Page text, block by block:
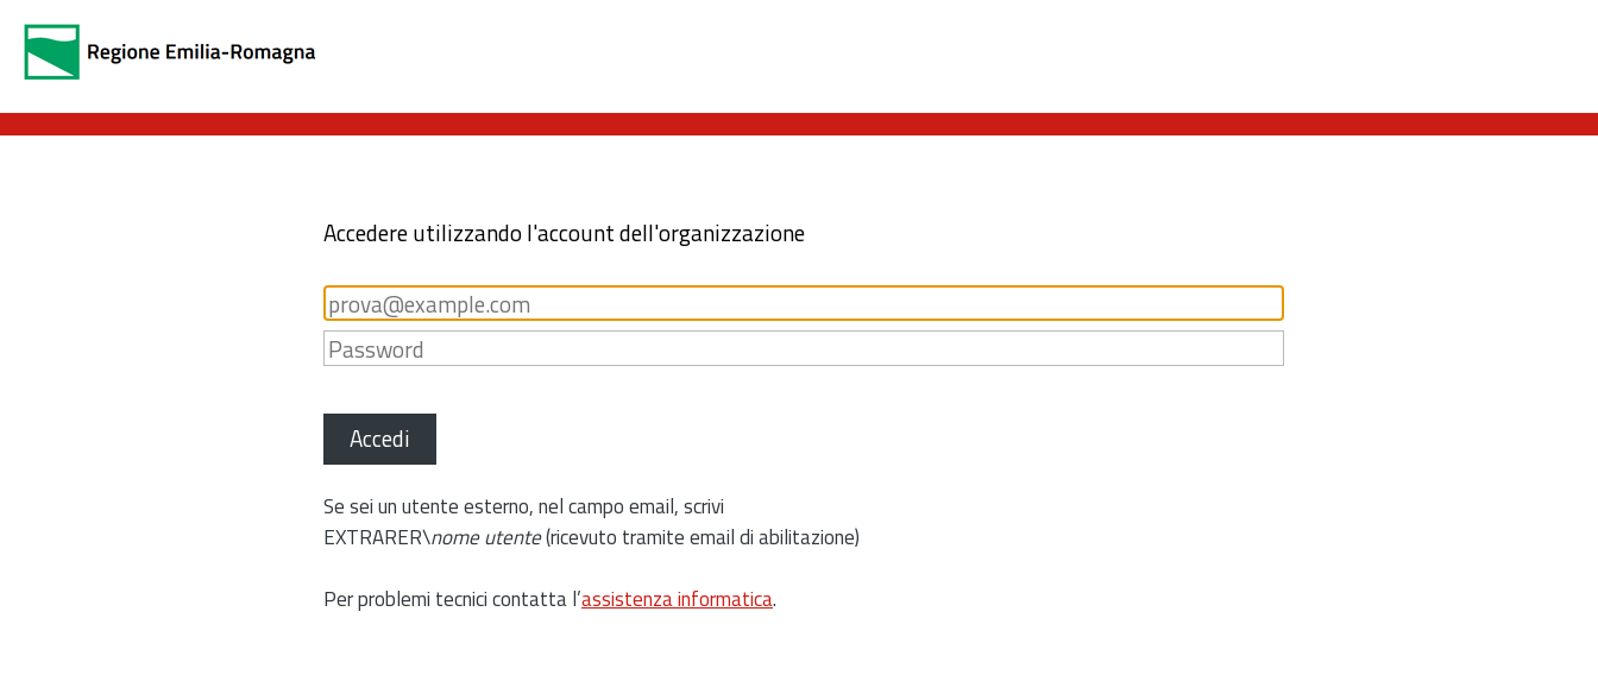
Accedere utilizzando l'account dell'organizzazione
Accedi
Se sei un utente esterno, nel campo email, scrivi
EXTRARER\nome utente(ricevuto tramite email di abilitazione)
Per problemi tecnici contatta l’assistenza informatica.